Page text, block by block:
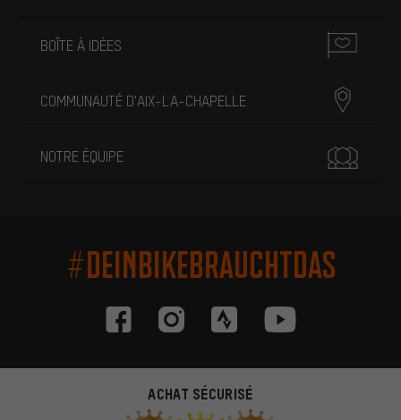
BOÎTE À IDÉES
COMMUNAUTÉ D'AIX-LA-CHAPELLE
NOTRE ÉQUIPE
#DEINBIKEBRAUCHTDAS
ACHAT SÉCURISÉ